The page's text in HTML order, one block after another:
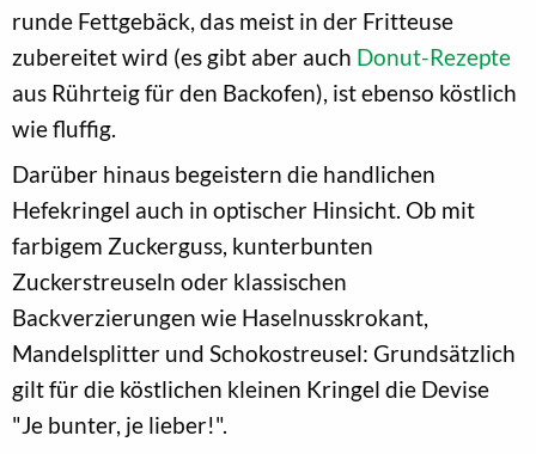
runde Fettgebäck, das meist in der Fritteuse
zubereitet wird (es gibt aber auch Donut-Rezepte
aus Rührteig für den Backofen), ist ebenso köstlich
wie fluffig.
Darüber hinaus begeistern die handlichen
Hefekringel auch in optischer Hinsicht. Ob mit
farbigem Zuckerguss, kunterbunten
Zuckerstreuseln oder klassischen
Backverzierungen wie Haselnusskrokant,
Mandelsplitter und Schokostreusel: Grundsätzlich
gilt für die köstlichen kleinen Kringel die Devise
"Je bunter, je lieber!".